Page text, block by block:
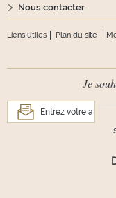
Nous contacter
Liens utiles Plan du site
Je